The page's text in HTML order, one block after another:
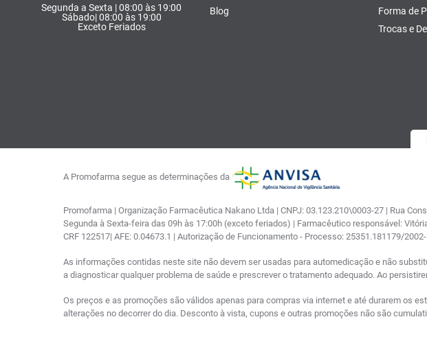
Segunda a Sexta | 08:00 às 19:00
Sábado| 08:00 às 19:00
Exceto Feriados
Blog
Forma de
Trocas e
A Promofarma segue as determinações da
Promofarma | Organização Farmacêutica Nakano Ltda | CNPJ: 03.123.210\0003-27 | Rua
Segunda à Sexta-feira das 09h às 17:00h (exceto feriados) | Farmacêutico responsável:
CRF 122517| AFE: 0.04673.1 | Autorização de Funcionamento - Processo: 25351.181179/
As informações contidas neste site não devem ser usadas para automedicação e não
a diagnosticar qualquer problema de saúde e prescrever o tratamento adequado. Ao
Os preços e as promoções são válidos apenas para compras via internet e até durarem os
alterações no decorrer do dia. Desconto à vista, cupons e outras promoções não são